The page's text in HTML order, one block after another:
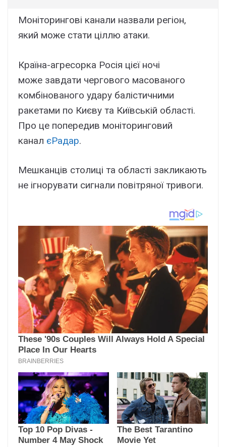
Моніторингові канали назвали регіон,
який може стати ціллю атаки.
Країна-агресорка Росія цієї ночі
може завдати чергового масованого
комбінованого удару балістичними
ракетами по Києву та Київській області.
Про це попередив моніторинговий
канал єРадар.
Мешканців столиці та області закликають
не ігнорувати сигнали повітряної тривоги.